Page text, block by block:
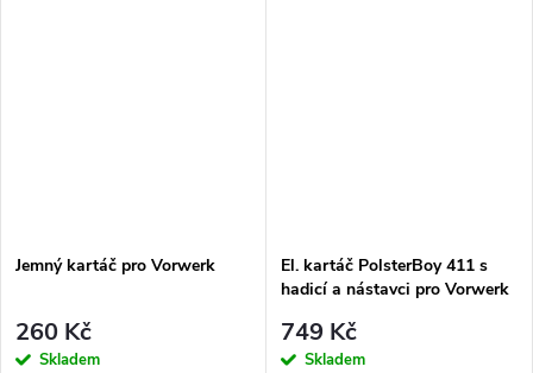
Jemný kartáč pro Vorwerk
260 Kč
Skladem
El. kartáč PolsterBoy 411 s
hadicí a nástavci pro Vorwerk
749 Kč
Skladem